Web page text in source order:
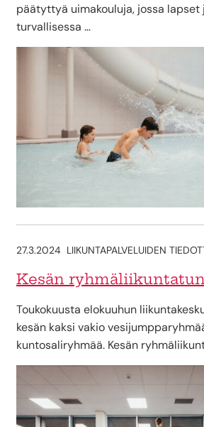
päätyttyä uimakouluja, jossa
turvallisessa …
27.3.2024 LIIKUNTAPALVELUIDEN
Kesän
Toukokuusta elokuuhun
kesän kaksi vakio
kuntosaliryhmää. Kesän